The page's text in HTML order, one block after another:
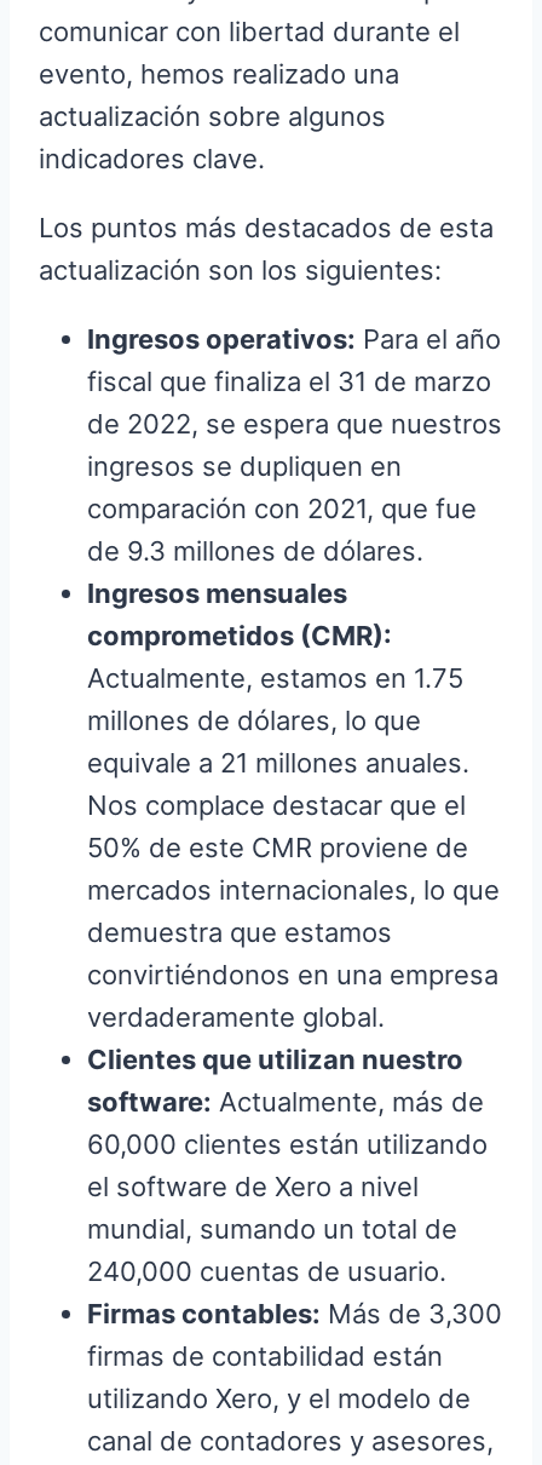
comunicar con libertad durante el
evento, hemos realizado una
actualización sobre algunos
indicadores clave.
Los puntos más destacados de esta
actualización son los siguientes:
Ingresos operativos: Para el año
fiscal que finaliza el 31 de marzo
de 2022, se espera que nuestros
ingresos se dupliquen en
comparación con 2021, que fue
de 9.3 millones de dólares.
Ingresos mensuales
comprometidos (CMR):
Actualmente, estamos en 1.75
millones de dólares, lo que
equivale a 21 millones anuales.
Nos complace destacar que el
50% de este CMR proviene de
mercados internacionales, lo que
demuestra que estamos
convirtiéndonos en una empresa
verdaderamente global.
Clientes que utilizan nuestro
software: Actualmente, más de
60,000 clientes están utilizando
el software de Xero a nivel
mundial, sumando un total de
240,000 cuentas de usuario.
Firmas contables: Más de 3,300
firmas de contabilidad están
utilizando Xero, y el modelo de
canal de contadores y asesores,